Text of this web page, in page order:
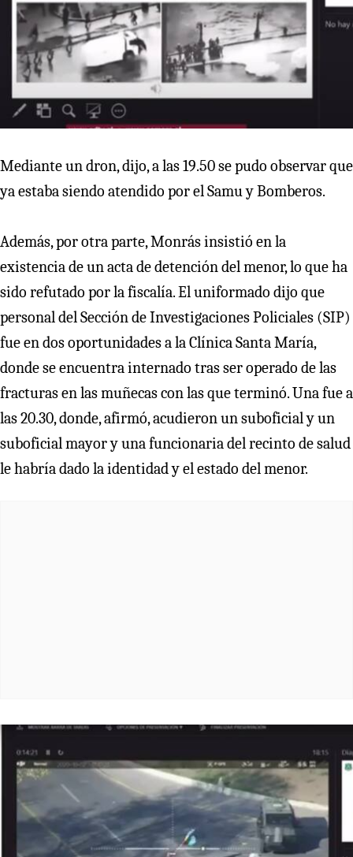
Mediante un dron, dijo, a las 19.50 se pudo observar que
ya estaba siendo atendido por el Samu y Bomberos.
Además, por otra parte, Monrás insistió en la
existencia de un acta de detención del menor, lo que ha
sido refutado por la fiscalía. El uniformado dijo que
personal del Sección de Investigaciones Policiales (SIP)
fue en dos oportunidades a la Clínica Santa María,
donde se encuentra internado tras ser operado de las
fracturas en las muñecas con las que terminó. Una fue a
las 20.30, donde, afirmó, acudieron un suboficial y un
suboficial mayor y una funcionaria del recinto de salud
le habría dado la identidad y el estado del menor.